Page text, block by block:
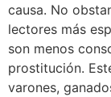
causa. No
lectores más
son menos
prostitución.
varones,